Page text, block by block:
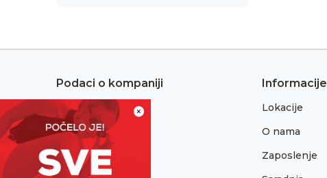
×
Podaci o kompaniji
Adresa:
Sremska 1
76300 Bijeljina
Telefon:
Informacije
Lokacije
O nama
Zaposlenje